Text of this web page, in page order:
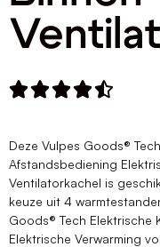

Deze Vulpes Goods®
Afstandsbediening
Ventilatorkachel is
keuze uit 4
Goods® Tech Elektrische
Elektrische Verwarming